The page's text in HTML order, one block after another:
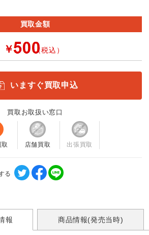
買取金額
￥ （税込）
いますぐ買取申込
買取お取扱い窓口
店舗買取 出張買取
る
報 商品情報(発売当時)